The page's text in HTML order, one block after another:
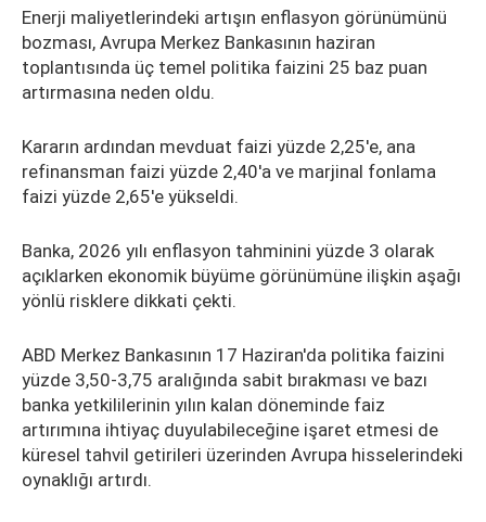
Enerji maliyetlerindeki artışın enflasyon görünümünü
bozması, Avrupa Merkez Bankasının haziran
toplantısında üç temel politika faizini 25 baz puan
artırmasına neden oldu.
Kararın ardından mevduat faizi yüzde 2,25'e, ana
refinansman faizi yüzde 2,40'a ve marjinal fonlama
faizi yüzde 2,65'e yükseldi.
Banka, 2026 yılı enflasyon tahminini yüzde 3 olarak
açıklarken ekonomik büyüme görünümüne ilişkin aşağı
yönlü risklere dikkati çekti.
ABD Merkez Bankasının 17 Haziran'da politika faizini
yüzde 3,50-3,75 aralığında sabit bırakması ve bazı
banka yetkililerinin yılın kalan döneminde faiz
artırımına ihtiyaç duyulabileceğine işaret etmesi de
küresel tahvil getirileri üzerinden Avrupa hisselerindeki
oynaklığı artırdı.